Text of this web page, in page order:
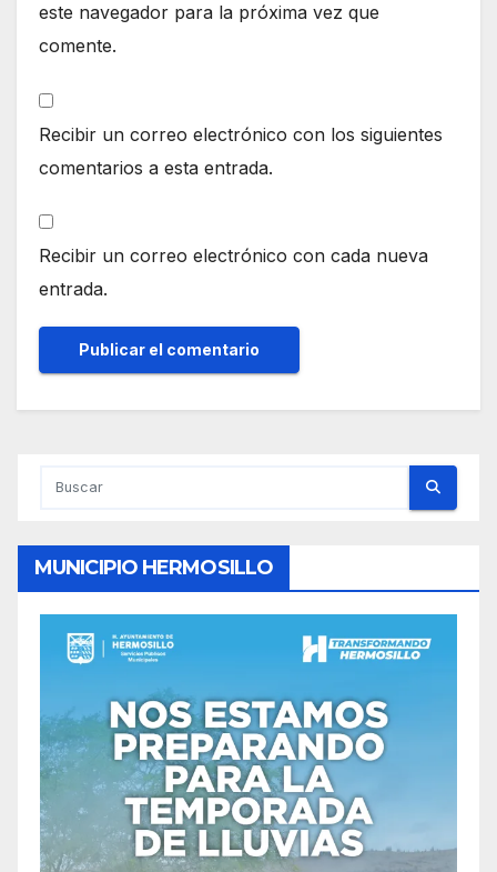
este navegador para la próxima vez que
comente.
Recibir un correo electrónico con los siguientes
comentarios a esta entrada.
Recibir un correo electrónico con cada nueva
entrada.
MUNICIPIO HERMOSILLO